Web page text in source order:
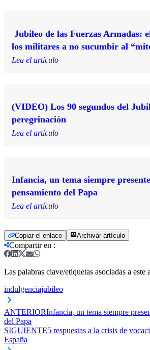
Jubileo de las Fuerzas Armadas:
los militares a no sucumbir al
Lea el artículo
(VIDEO) Los 90 segundos del
peregrinación
Lea el artículo
Infancia, un tema siempre
pensamiento del Papa
Lea el artículo
Copiar el enlace Archivar artículo
Compartir en :
Las palabras clave/etiquetas asociadas a este
indulgenciajubileo
ANTERIORInfancia, un tema siempre
del Papa
SIGUIENTE5 respuestas a la crisis de
España